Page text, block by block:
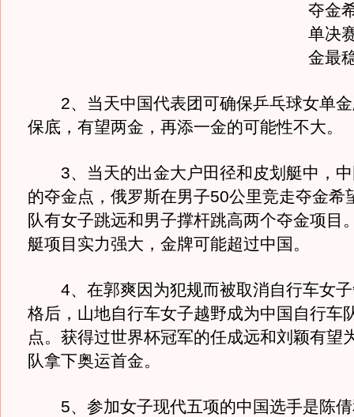
夺金
单决
金最
2、当天中国代表团可确保乒乓球女单金
保底，有望两金，再添一金的可能性不大。
3、当天的出金大户田径和皮划艇中，中
的夺金点，俄罗斯在男子50公里竞走夺金希
队有女子跳远和男子撑杆跳高两个夺金项目
艇项目实力强大，金牌可能超过中国。
4、在郭爽因为犯规而被取消自行车女子
格后，山地自行车女子越野成为中国自行车
点。获得过世界杯冠军的任成远和刘颖有望
队拿下奥运首金。
5、参加女子现代五项的中国选手是陈倩